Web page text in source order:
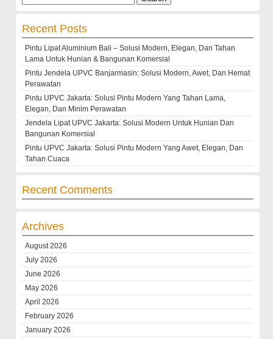
Recent Posts
Pintu Lipat Aluminium Bali – Solusi Modern, Elegan, Dan Tahan
Lama Untuk Hunian & Bangunan Komersial
Pintu Jendela UPVC Banjarmasin: Solusi Modern, Awet, Dan Hemat
Perawatan
Pintu UPVC Jakarta: Solusi Pintu Modern Yang Tahan Lama,
Elegan, Dan Minim Perawatan
Jendela Lipat UPVC Jakarta: Solusi Modern Untuk Hunian Dan
Bangunan Komersial
Pintu UPVC Jakarta: Solusi Pintu Modern Yang Awet, Elegan, Dan
Tahan Cuaca
Recent Comments
Archives
August 2026
July 2026
June 2026
May 2026
April 2026
February 2026
January 2026